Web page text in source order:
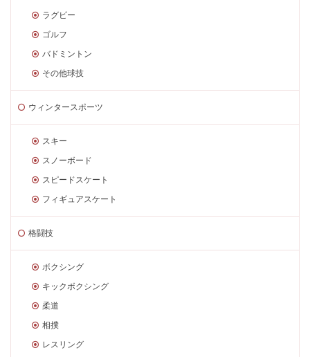
ラグビー
ゴルフ
バドミントン
その他球技
ウィンタースポーツ
スキー
スノーボード
スピードスケート
フィギュアスケート
格闘技
ボクシング
キックボクシング
柔道
相撲
レスリング